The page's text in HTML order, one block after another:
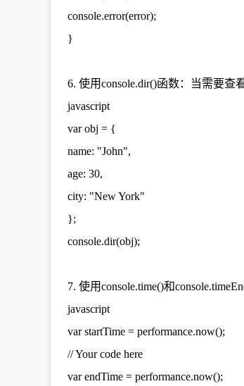
console.error(error);
}
6. 使用console.dir()函数：当需要查
javascript
var obj = {
name: "John",
age: 30,
city: "New York"
};
console.dir(obj);
7. 使用console.time()和
javascript
var startTime = performance.now();
// Your code here
var endTime = performance.now();